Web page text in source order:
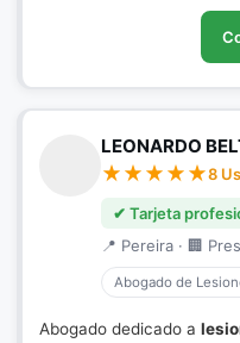
LEONARDO
8
✔ Tarjeta
📍 Pereira · 🏢
Abogado de
Abogado dedicado a